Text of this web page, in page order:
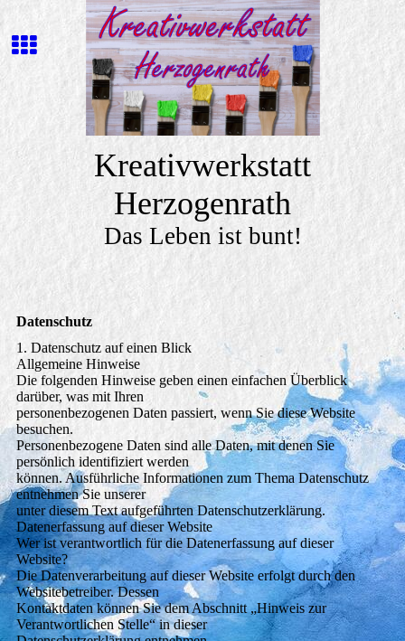
Kreativwerkstatt
Herzogenrath
Das Leben ist bunt!
Datenschutz
1. Datenschutz auf einen Blick
Allgemeine Hinweise
Die folgenden Hinweise geben einen einfachen Überblick
darüber, was mit Ihren
personenbezogenen Daten passiert, wenn Sie diese Website
besuchen.
Personenbezogene Daten sind alle Daten, mit denen Sie
persönlich identifiziert werden
können. Ausführliche Informationen zum Thema Datenschutz
entnehmen Sie unserer
unter diesem Text aufgeführten Datenschutzerklärung.
Datenerfassung auf dieser Website
Wer ist verantwortlich für die Datenerfassung auf dieser
Website?
Die Datenverarbeitung auf dieser Website erfolgt durch den
Websitebetreiber. Dessen
Kontaktdaten können Sie dem Abschnitt „Hinweis zur
Verantwortlichen Stelle“ in dieser